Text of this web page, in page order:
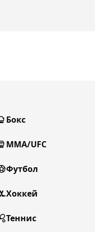
Бокс
MMA/UFC
Футбол
Хоккей
Теннис